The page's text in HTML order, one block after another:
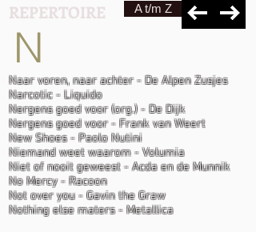
N
REPERTOIRE A t/m Z
Naar voren, naar achter - De Alpen Zusjes
Narcotic - Liquido
Nergens goed voor (org.) - De Dijk
Nergens goed voor - Frank van Weert
New Shoes - Paolo Nutini
Niemand weet waarom - Volumia
Niet of nooit geweest - Acda en de Munnik
No Mercy - Racoon
Not over you - Gavin the Graw
Nothing else maters - Metallica